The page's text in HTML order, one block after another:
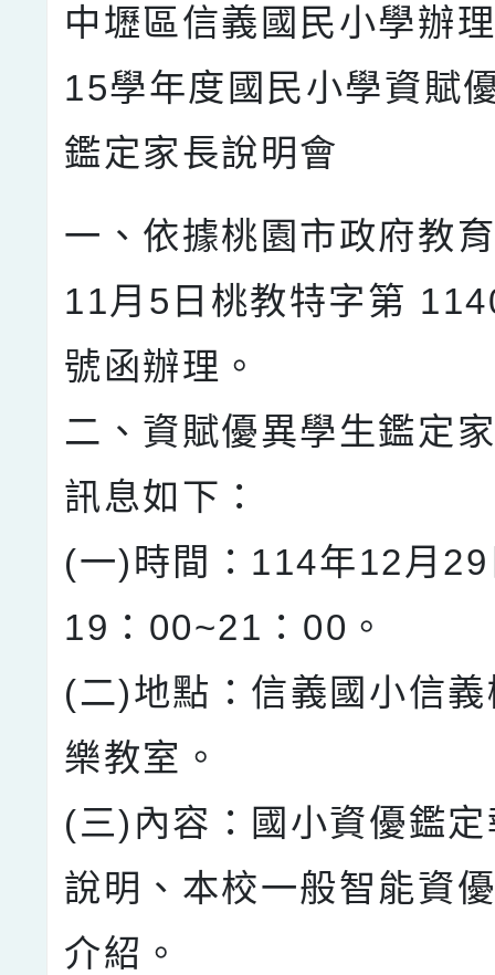
中壢區信義國民小學辦
15學年度國民小學資賦
鑑定家長說明會
一、依據桃園市政府教
11月5日桃教特字第
號函辦理。
二、資賦優異學生鑑定
訊息如下：
(一)時間：114年12月
19：00~21：00。
(二)地點：信義國小信
樂教室。
(三)內容：國小資優鑑
說明、本校一般智能資
介紹。